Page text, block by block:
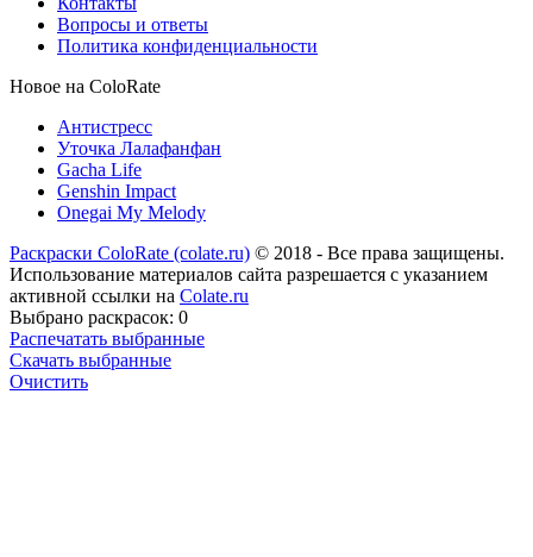
Вопросы и ответы
Политика конфиденциальности
Новое на ColoRate
Антистресс
Уточка Лалафанфан
Gacha Life
Genshin Impact
Onegai My Melody
Раскраски ColoRate (colate.ru) © 2018 - Все права защищены.
Использование материалов сайта разрешается с указанием
активной ссылки на Colate.ru
Выбрано раскрасок: 0
Распечатать выбранные
Скачать выбранные
Очистить